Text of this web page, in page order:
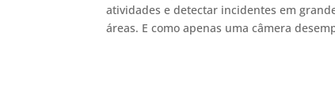
atividades e detectar incidentes em
áreas. E como apenas uma câmera